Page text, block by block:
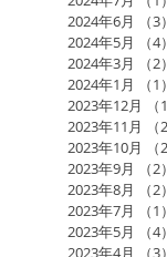
2024年6月
（3）
2024年5月
（4）
2024年3月
（2）
2024年1月
（1）
2023年12月
（
2023年11月
（
2023年10月
（
2023年9月
（2）
2023年8月
（2）
2023年7月
（1）
2023年5月
（4）
2023年4月
（3）